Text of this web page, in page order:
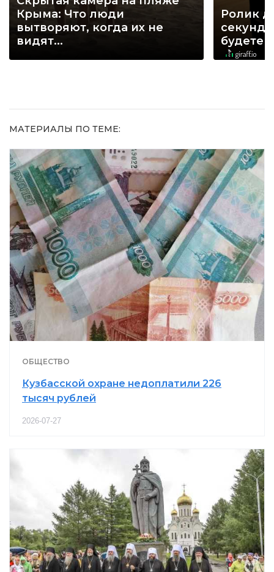
Крыма: Что люди
вытворяют, когда их не
видят...
Ролик
секунд,
будете
МАТЕРИАЛЫ ПО ТЕМЕ:
ОБЩЕСТВО
Кузбасской охране недоплатили 226
тысяч рублей
2026-07-27